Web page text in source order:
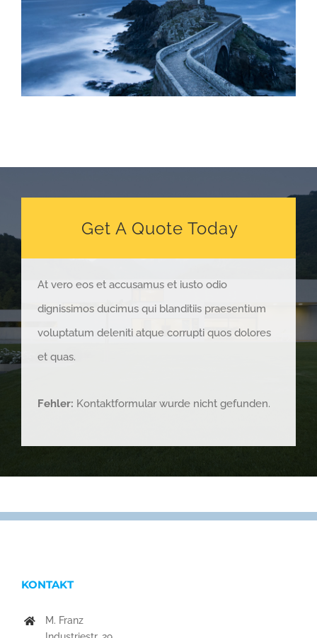
Get A Quote Today
At vero eos et accusamus et iusto odio
dignissimos ducimus qui blanditiis praesentium
voluptatum deleniti atque corrupti quos dolores
et quas.
Fehler: Kontaktformular wurde nicht gefunden.
KONTAKT
M. Franz